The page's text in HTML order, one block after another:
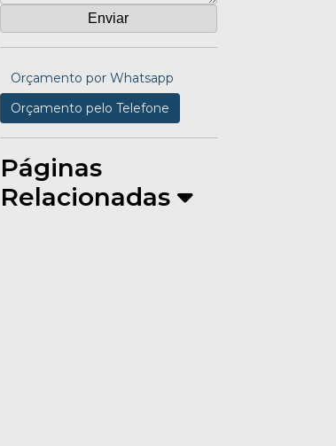
Orçamento por Whatsapp
Orçamento pelo Telefone
Páginas
Relacionadas